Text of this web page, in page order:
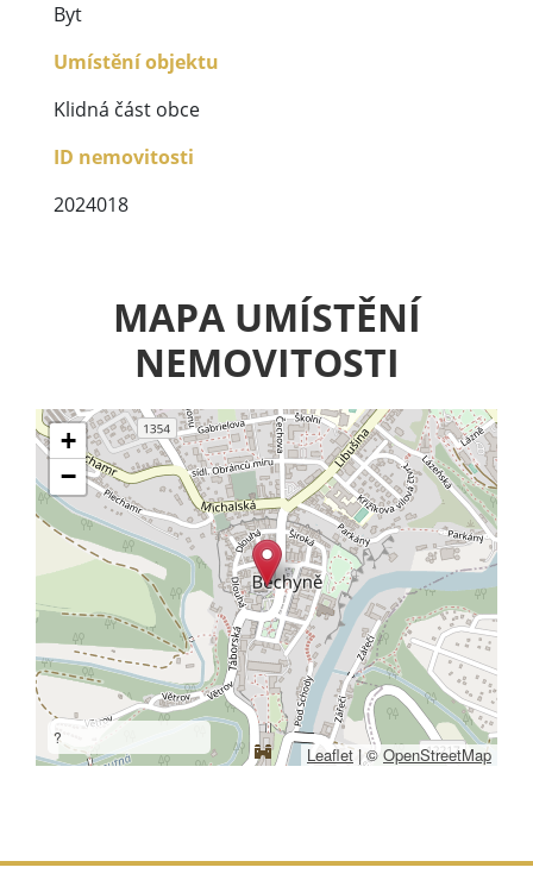
Byt
Umístění objektu
Klidná část obce
ID nemovitosti
2024018
MAPA UMÍSTĚNÍ
NEMOVITOSTI
+
−
?
Leaflet |© OpenStreetMap